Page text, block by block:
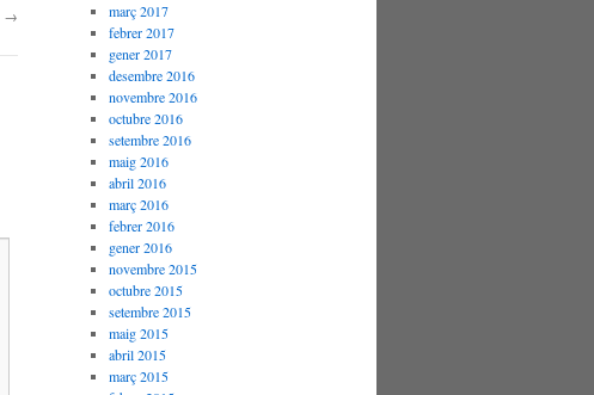
→
març 2017
febrer 2017
gener 2017
desembre 2016
novembre 2016
octubre 2016
setembre 2016
maig 2016
abril 2016
març 2016
febrer 2016
gener 2016
novembre 2015
octubre 2015
setembre 2015
maig 2015
abril 2015
març 2015